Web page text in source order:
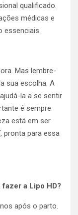
qualificado.
médicas e
essenciais.
Mas lembre-
sua escolha. A
la a se sentir
é sempre
está em ser
pronta para essa
a Lipo HD?
após o parto.